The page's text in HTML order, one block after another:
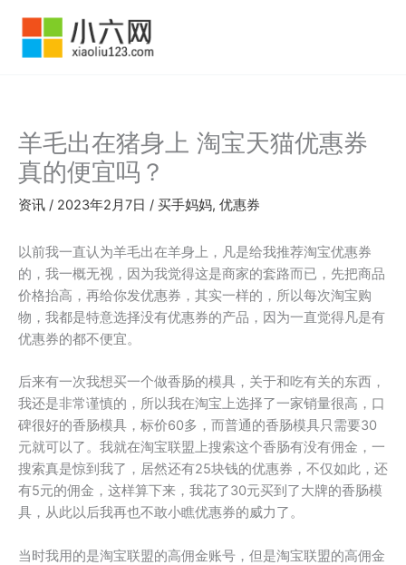
羊毛出在猪身上 淘宝天猫优惠券
真的便宜吗？
资讯 / 2023年2月7日 / 买手妈妈, 优惠券
以前我一直认为羊毛出在羊身上，凡是给我推荐淘宝优惠券
的，我一概无视，因为我觉得这是商家的套路而已，先把商品
价格抬高，再给你发优惠券，其实一样的，所以每次淘宝购
物，我都是特意选择没有优惠券的产品，因为一直觉得凡是有
优惠券的都不便宜。
后来有一次我想买一个做香肠的模具，关于和吃有关的东西，
我还是非常谨慎的，所以我在淘宝上选择了一家销量很高，口
碑很好的香肠模具，标价60多，而普通的香肠模具只需要30
元就可以了。我就在淘宝联盟上搜索这个香肠有没有佣金，一
搜索真是惊到我了，居然还有25块钱的优惠券，不仅如此，还
有5元的佣金，这样算下来，我花了30元买到了大牌的香肠模
具，从此以后我再也不敢小瞧优惠券的威力了。
当时我用的是淘宝联盟的高佣金账号，但是淘宝联盟的高佣金